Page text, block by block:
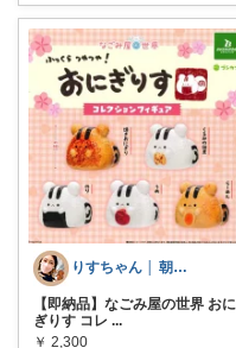
りすちゃん │ 朝コレ
【即納品】なごみ屋の世界 おに
ぎりす コレ ...
￥ 2,300